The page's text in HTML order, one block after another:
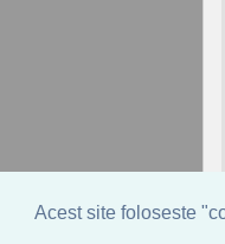
Acest site foloseste